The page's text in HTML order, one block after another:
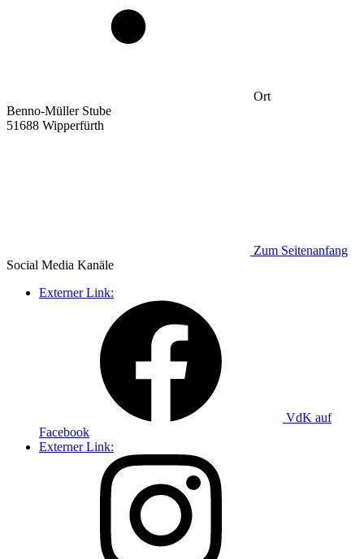
Ort
Benno-Müller Stube
51688 Wipperfürth
Zum Seitenanfang
Social Media Kanäle
Externer Link:
VdK auf
Facebook
Externer Link: